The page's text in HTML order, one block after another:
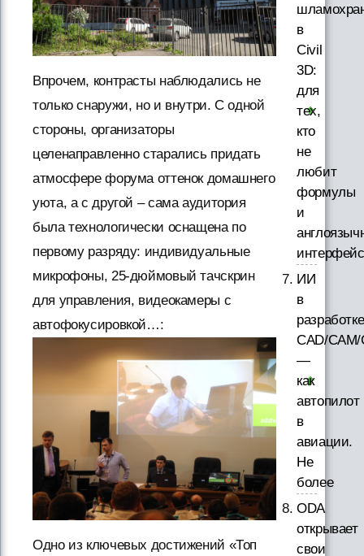
Впрочем, контрасты наблюдались не
только снаружи, но и внутри. С одной
стороны, организаторы
целенаправленно старались придать
атмосфере форума оттенок домашнего
уюта, а с другой – сама аудитория
была технологически оснащена по
первому разряду: индивидуальные
микрофоны, 25-дюймовый тачскрин
для управления, видеокамеры с
автофокусировкой…:
Одно из ключевых достижений «Топ
в
Civil
3D:
для
тех,
кто
не
любит
формулы
и
ИИ
в
разработке
CAD/
—
как
автопилот
в
авиации.
Не
более
ODA
открывает
свои